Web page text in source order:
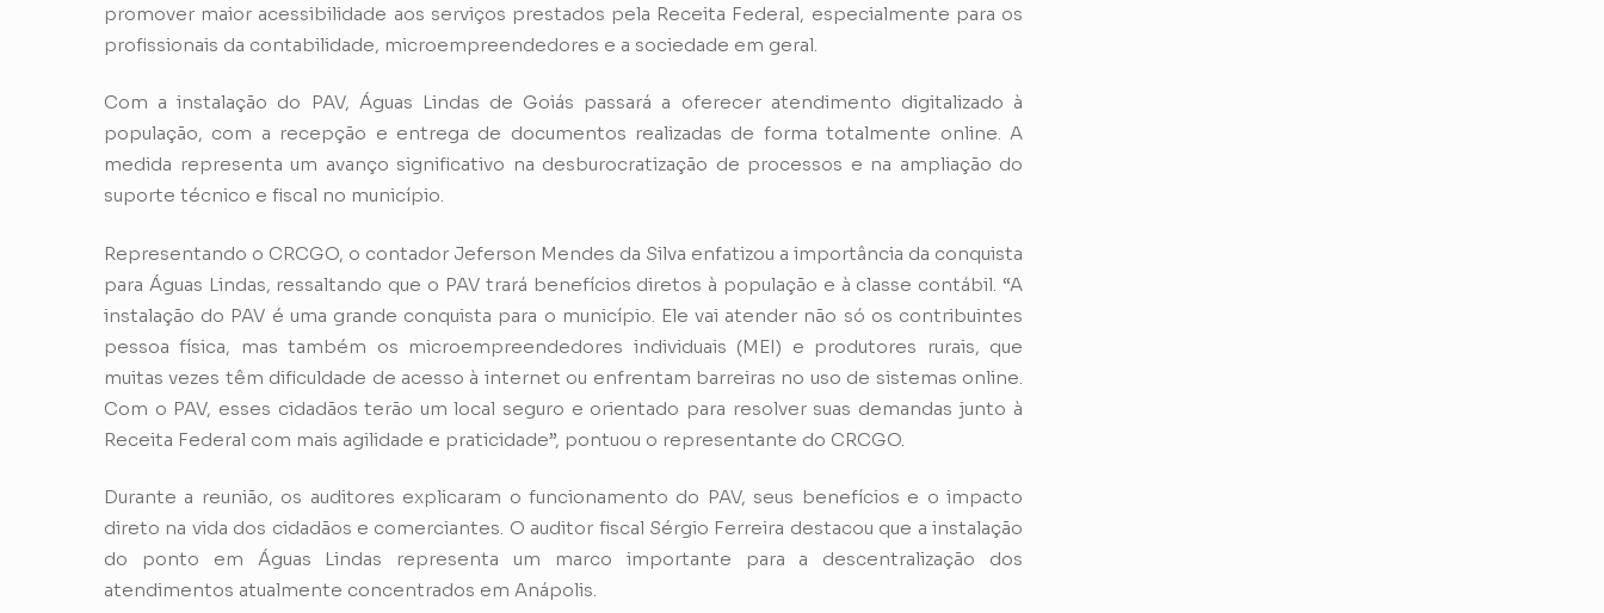
promover maior acessibilidade aos serviços prestados pela Receita Federal, especialmente para os
profissionais da contabilidade, microempreendedores e a sociedade em geral.
Com a instalação do PAV, Águas Lindas de Goiás passará a oferecer atendimento digitalizado à
população, com a recepção e entrega de documentos realizadas de forma totalmente online. A
medida representa um avanço significativo na desburocratização de processos e na ampliação do
suporte técnico e fiscal no município.
Representando o CRCGO, o contador Jeferson Mendes da Silva enfatizou a importância da conquista
para Águas Lindas, ressaltando que o PAV trará benefícios diretos à população e à classe contábil. “A
instalação do PAV é uma grande conquista para o município. Ele vai atender não só os contribuintes
pessoa física, mas também os microempreendedores individuais (MEI) e produtores rurais, que
muitas vezes têm dificuldade de acesso à internet ou enfrentam barreiras no uso de sistemas online.
Com o PAV, esses cidadãos terão um local seguro e orientado para resolver suas demandas junto à
Receita Federal com mais agilidade e praticidade”, pontuou o representante do CRCGO.
Durante a reunião, os auditores explicaram o funcionamento do PAV, seus benefícios e o impacto
direto na vida dos cidadãos e comerciantes. O auditor fiscal Sérgio Ferreira destacou que a instalação
do ponto em Águas Lindas representa um marco importante para a descentralização dos
atendimentos atualmente concentrados em Anápolis.